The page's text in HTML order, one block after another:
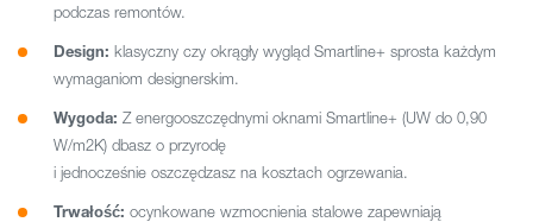
podczas remontów.
Design: klasyczny czy okrągły wygląd Smartline+ sprosta każdym
wymaganiom designerskim.
Wygoda: Z energooszczędnymi oknami Smartline+ (UW do 0,90
W/m2K) dbasz o przyrodę
i jednocześnie oszczędzasz na kosztach ogrzewania.
Trwałość: ocynkowane wzmocnienia stalowe zapewniają